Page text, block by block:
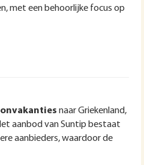
met een behoorlijke focus op
naar Griekenland,
aanbod van Suntip bestaat
aanbieders, waardoor de